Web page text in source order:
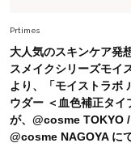
オ
旬着
選び
【40
いめ
Prtimes
大人気のスキンケア発
スメイクシリーズモイ
より、「モイストラボ
ウダー ＜血色補正タイ
が、@cosme TOKYO /
@cosme NAGOYA に